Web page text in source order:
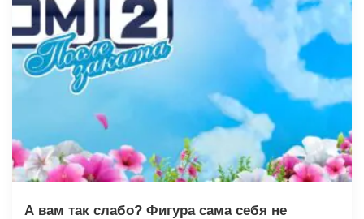
А вам так слабо? Фигура сама себя не